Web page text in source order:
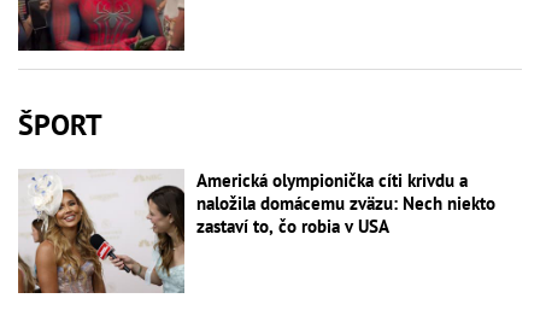
ŠPORT
Americká olympionička cíti krivdu a
naložila domácemu zväzu: Nech niekto
zastaví to, čo robia v USA